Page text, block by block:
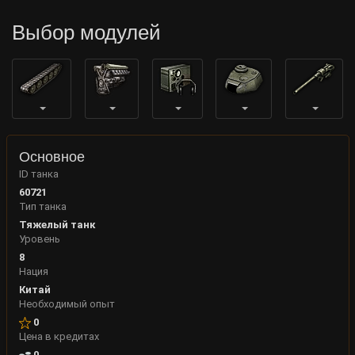
Выбор модулей
Основное
ID танка
60721
Тип танка
Тяжелый танк
Уровень
8
Нация
Китай
Необходимый опыт
0
Цена в кредитах